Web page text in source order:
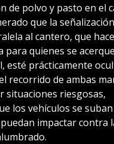
de polvo y pasto en el
que la señalización
al cantero, que
para quienes se
esté prácticamente
recorrido de ambas
situaciones riesgosas,
los vehículos se
impactar contra